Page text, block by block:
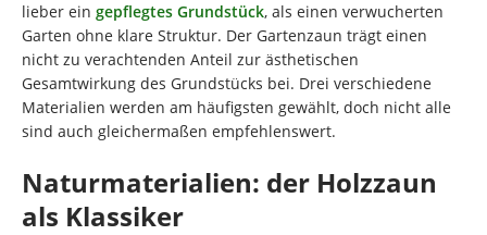
lieber ein gepflegtes Grundstück, als einen verwucherten
Garten ohne klare Struktur. Der Gartenzaun trägt einen
nicht zu verachtenden Anteil zur ästhetischen
Gesamtwirkung des Grundstücks bei. Drei verschiedene
Materialien werden am häufigsten gewählt, doch nicht alle
sind auch gleichermaßen empfehlenswert.
Naturmaterialien: der Holzzaun
als Klassiker